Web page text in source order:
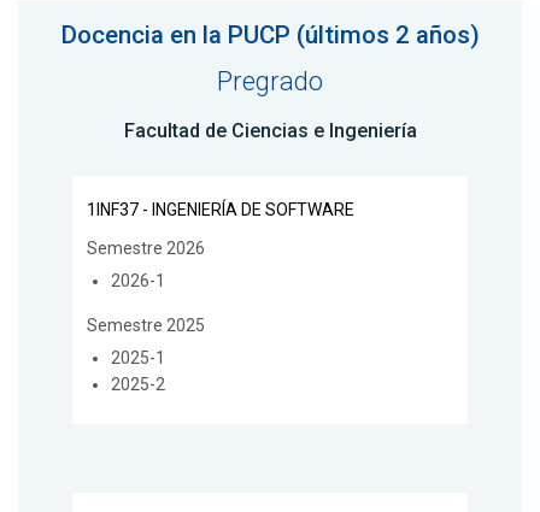
Docencia en la PUCP (últimos 2 años)
Pregrado
Facultad de Ciencias e Ingeniería
1INF37 - INGENIERÍA DE SOFTWARE
Semestre 2026
2026-1
Semestre 2025
2025-1
2025-2